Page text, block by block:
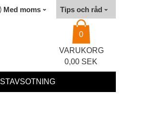
0
VARUKORG
0,00 SEK
Med moms Tips och råd
STAVSOTNING